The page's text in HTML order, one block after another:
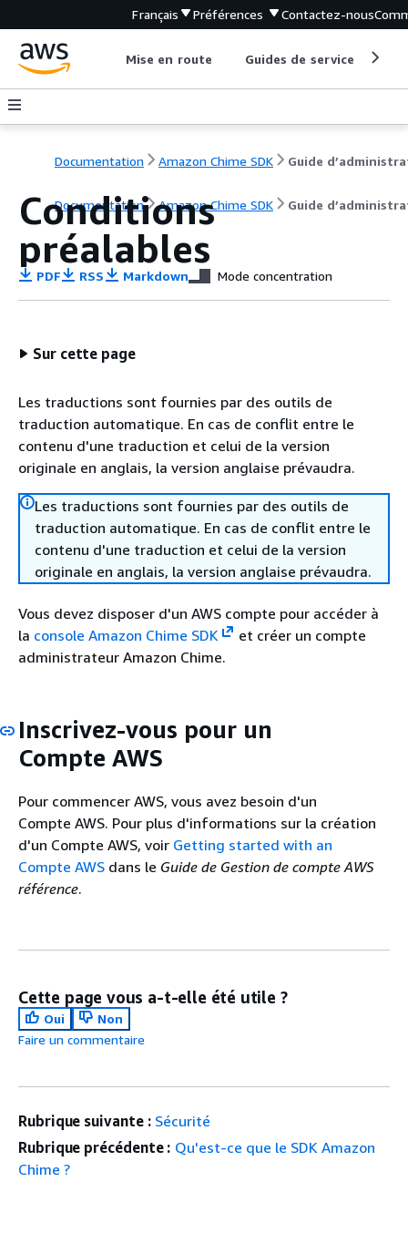
Français Préférences Contactez-nous
Mise en route Guides de service
Documentation Amazon Chime SDK
Documentation Amazon Chime SDK Guide
Conditions
préalables
PDF RSS Markdown Mode concentration
Sur cette page
Les traductions sont fournies par des outils de
traduction automatique. En cas de conflit entre le
contenu d'une traduction et celui de la version
originale en anglais, la version anglaise prévaudra.
Les traductions sont fournies par des outils de
traduction automatique. En cas de conflit entre le
contenu d'une traduction et celui de la version
originale en anglais, la version anglaise prévaudra.
Vous devez disposer d'un AWS compte pour accéder à
la console Amazon Chime SDK
et créer un compte
administrateur Amazon Chime.
Inscrivez-vous pour un
Compte AWS
Pour commencer AWS, vous avez besoin d'un
Compte AWS. Pour plus d'informations sur la création
d'un Compte AWS, voir Getting started with an
Compte AWS dans le Guide de Gestion de compte AWS
référence.
Cette page vous a-t-elle été utile ?
Oui
Non
Faire un commentaire
Rubrique suivante : Sécurité
Rubrique précédente : Qu'est-ce que le SDK Amazon
Chime ?